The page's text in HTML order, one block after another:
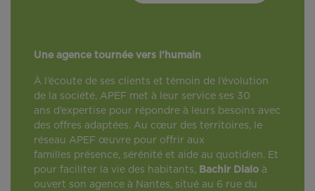
Une agence tournée vers l’humain
À l’écoute de ses clients et témoin de l’évolution
de la société, APEF met à leur service ses 30
ans d’expertise pour répondre à leurs besoins avec
des offres adaptées. Au cœur des territoires, le
réseau APEF œuvre pour offrir aux
familles présence, sérénité et aide au quotidien. Et
pour faciliter la vie des habitants, Bachir Dialo à
ouvert son agence à Nantes, situé au 6 rue du